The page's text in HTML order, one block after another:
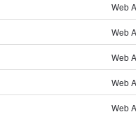
Web
Web
Web
Web
Web